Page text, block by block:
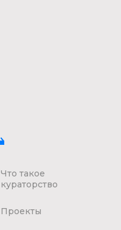
Что такое
кураторство
Проекты